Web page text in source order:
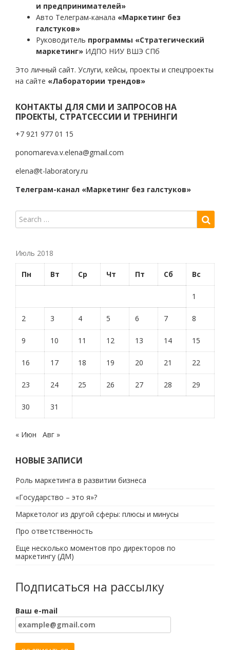
и предпринимателей»
Авто Телеграм-канала «Маркетинг без
галстуков»
Руководитель программы «Стратегический
маркетинг» ИДПО НИУ ВШЭ СПб
Это личный сайт. Услуги, кейсы, проекты и спецпроекты
на сайте «Лаборатории трендов»
КОНТАКТЫ ДЛЯ СМИ И ЗАПРОСОВ НА
ПРОЕКТЫ, СТРАТСЕССИИ И ТРЕНИНГИ
+7 921 977 01 15
ponomareva.v.elena@gmail.com
elena@t-laboratory.ru
Телеграм-канал «Маркетинг без галстуков»
Июль 2018
Пн Вт Ср Чт Пт Сб Вс
1
2 3 4 5 6 7 8
9 10 11 12 13 14 15
16 17 18 19 20 21 22
23 24 25 26 27 28 29
30 31
« Июн Авг »
НОВЫЕ ЗАПИСИ
Роль маркетинга в развитии бизнеса
«Государство – это я»?
Маркетолог из другой сферы: плюсы и минусы
Про ответственность
Еще несколько моментов про директоров по
маркетингу (ДМ)
Подписаться на рассылку
Ваш e-mail